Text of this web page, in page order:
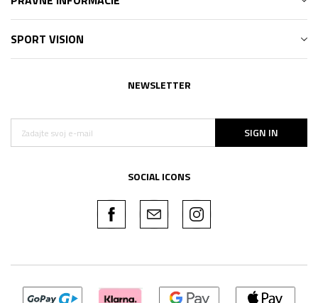
SPORT VISION
NEWSLETTER
SIGN IN
SOCIAL ICONS